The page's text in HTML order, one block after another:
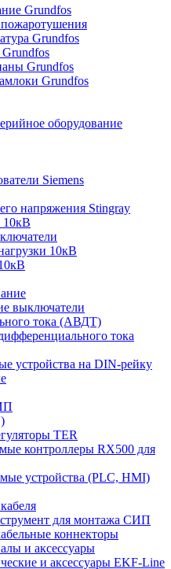
Grundfos
Grundfos
Grundfos
Grundfos
оборудование
Siemens
напряжения Stingray
10кВ
10кВ
выключатели
тока (АВДТ)
тока
устройства на DIN-рейку
TER
контроллеры RX500 для
устройства (PLC, HMI)
для монтажа СИП
коннекторы
и аксессуары
и аксессуары EKF-Line